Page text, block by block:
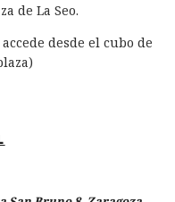
de La Seo.
accede desde el cubo de